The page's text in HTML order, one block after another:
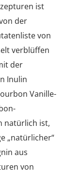
ist
der
von
verblüffen
der
Inulin
Vanille-
natürlich ist,
„natürlicher“
aus
von